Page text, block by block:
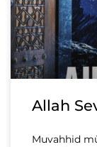
Allah
Muvahhid